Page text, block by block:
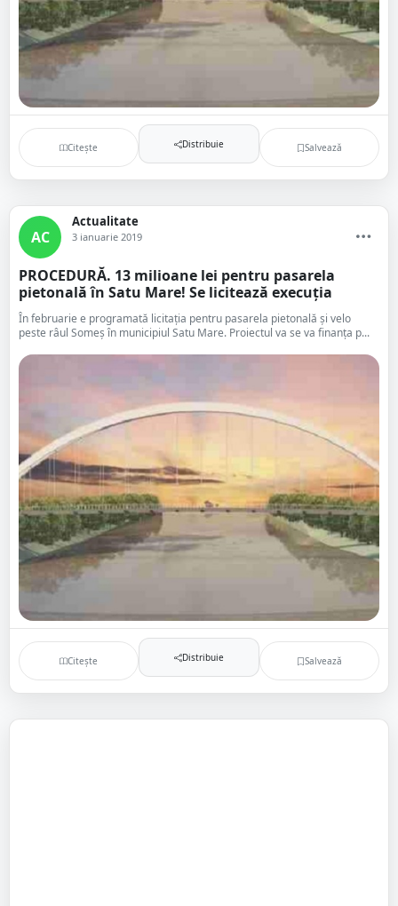
Citește Distribuie Salvează
AC
Actualitate
3 ianuarie 2019
PROCEDURĂ. 13 milioane lei pentru pasarela
pietonală în Satu Mare! Se licitează execuția
În februarie e programată licitația pentru pasarela pietonală și velo
peste râul Someș în municipiul Satu Mare. Proiectul va se va finanța p...
Citește Distribuie Salvează